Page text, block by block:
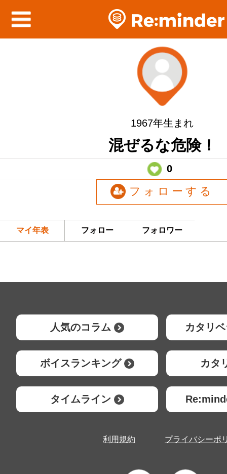
1967年生まれ
混ぜるな危険！
0
フォローする
マイ年表 フォロー フォロワー
人気のコラム カタリ
ボイスランキング カタ
タイムライン
利用規約 プライバシーポ